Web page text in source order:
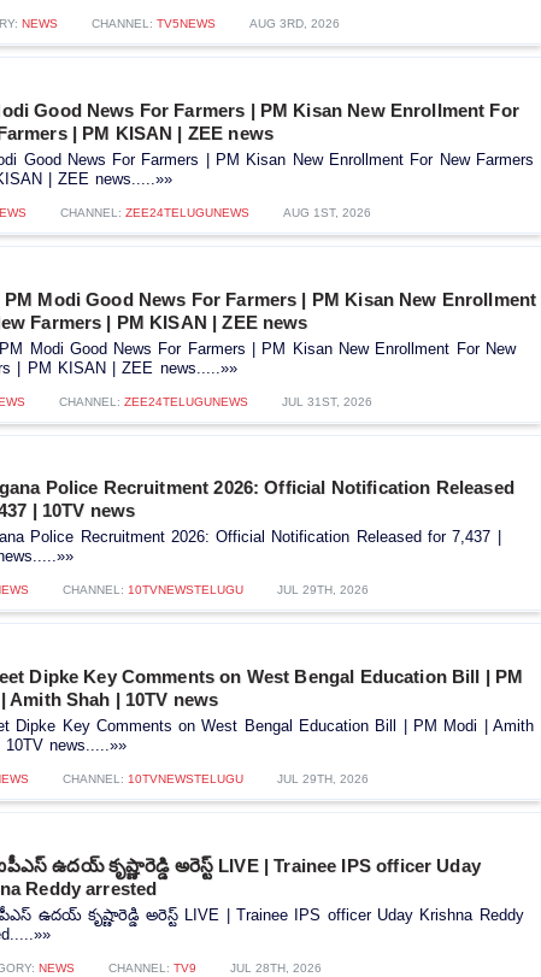
NEWS CHANNEL: TV5NEWS AUG 3RD, 2026
Good News For Farmers | PM Kisan New Enrollment For
| PM KISAN | ZEE news
Good News For Farmers | PM Kisan New Enrollment For New Farmers
| ZEE news.....»»
CHANNEL: ZEE24TELUGUNEWS AUG 1ST, 2026
PM Modi Good News For Farmers | PM Kisan New Enrollment
Farmers | PM KISAN | ZEE news
Modi Good News For Farmers | PM Kisan New Enrollment For New
| PM KISAN | ZEE news.....»»
CHANNEL: ZEE24TELUGUNEWS JUL 31ST, 2026
Police Recruitment 2026: Official Notification Released
| 10TV news
Police Recruitment 2026: Official Notification Released for 7,437 |
CHANNEL: 10TVNEWSTELUGU JUL 29TH, 2026
Dipke Key Comments on West Bengal Education Bill | PM
Amith Shah | 10TV news
Dipke Key Comments on West Bengal Education Bill | PM Modi | Amith
10TV news.....»»
CHANNEL: 10TVNEWSTELUGU JUL 29TH, 2026
ఉదయ్‌ కృష్ణారెడ్డి అరెస్ట్ LIVE | Trainee IPS officer Uday
Reddy arrested
ఉదయ్‌ కృష్ణారెడ్డి అరెస్ట్ LIVE | Trainee IPS officer Uday Krishna Reddy
NEWS CHANNEL: TV9 JUL 28TH, 2026